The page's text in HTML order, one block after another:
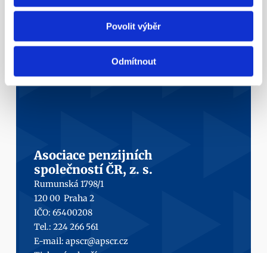
Povolit výběr
Odmítnout
spravovaných prostředků nového penzijka DPS 320,249
Asociace penzijních
společností ČR, z. s.
Rumunská 1798/1
120 00  Praha 2
IČO: 65400208
Tel.: 224 266 561
E-mail: apscr@apscr.cz